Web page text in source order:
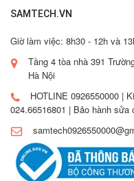
SAMTECH.VN
Giờ làm việc: 8h30 - 12h và
Tầng 4 tòa nhà 391
Hà Nội
HOTLINE 0926550000 |
024.66516801 | Bảo hành